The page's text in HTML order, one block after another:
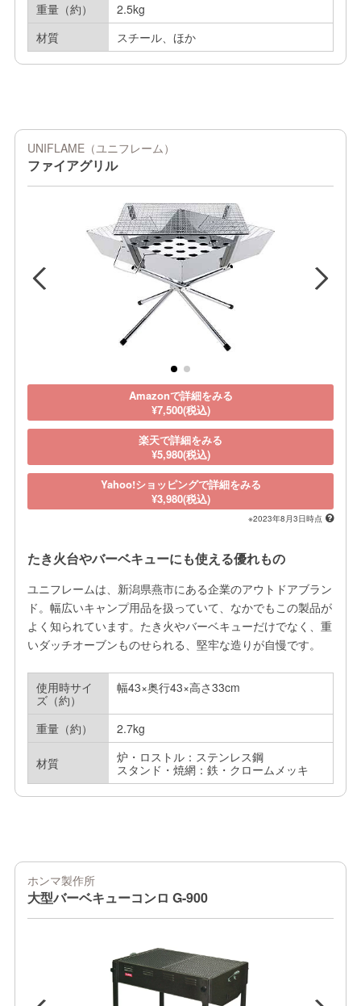
重量（約）
2.5kg
材質
スチール、ほか
UNIFLAME（ユニフレーム）
ファイアグリル
Amazonで詳細をみる
¥7,500(税込)
楽天で詳細をみる
¥5,980(税込)
Yahoo!ショッピングで詳細をみる
¥3,980(税込)
※2023年8月3日時点
たき火台やバーベキューにも使える優れもの
ユニフレームは、新潟県燕市にある企業のアウトドアブラン
ド。幅広いキャンプ用品を扱っていて、なかでもこの製品が
よく知られています。たき火やバーベキューだけでなく、重
いダッチオーブンものせられる、堅牢な造りが自慢です。
使用時サイ
ズ（約）
幅43×奥行43×高さ33cm
重量（約） 2.7kg
材質
炉・ロストル：ステンレス鋼
スタンド・焼網：鉄・クロームメッキ
ホンマ製作所
大型バーベキューコンロ G-900